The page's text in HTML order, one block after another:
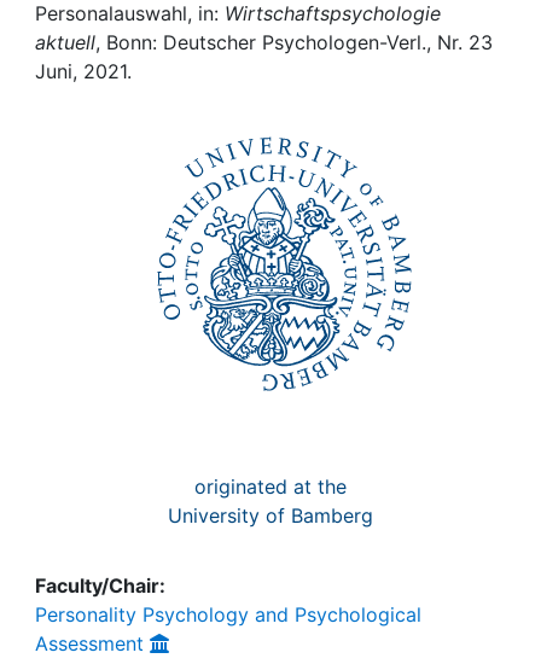
My FIS
Personalauswahl, in: Wirtschaftspsychologie
aktuell, Bonn: Deutscher Psychologen-Verl., Nr. 23
Juni, 2021.
originated at the
University of Bamberg
Faculty/Chair:
Personality Psychology and Psychological
Assessment